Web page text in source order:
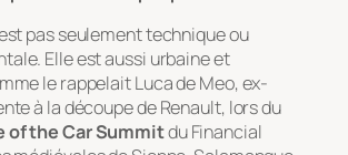
pas seulement technique ou
Elle est aussi urbaine et
le rappelait Luca de Meo, ex-
à la découpe de Renault, lors du
of the Car SummitduFinancial